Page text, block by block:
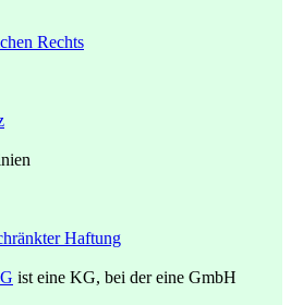
Rechts
Haftung
ist eine KG, bei der eine GmbH